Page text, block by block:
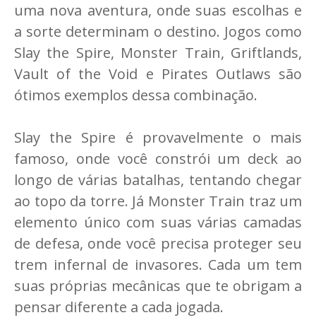
uma nova aventura, onde suas escolhas e
a sorte determinam o destino. Jogos como
Slay the Spire, Monster Train, Griftlands,
Vault of the Void e Pirates Outlaws são
ótimos exemplos dessa combinação.
Slay the Spire é provavelmente o mais
famoso, onde você constrói um deck ao
longo de várias batalhas, tentando chegar
ao topo da torre. Já Monster Train traz um
elemento único com suas várias camadas
de defesa, onde você precisa proteger seu
trem infernal de invasores. Cada um tem
suas próprias mecânicas que te obrigam a
pensar diferente a cada jogada.